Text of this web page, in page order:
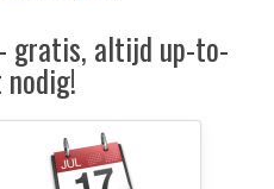
gratis, altijd up-to-